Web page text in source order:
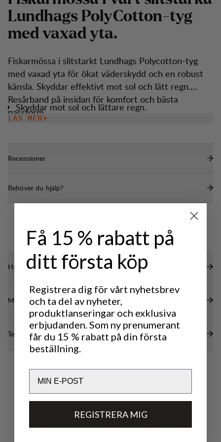
Lundhags PolyCotton-tyg
med vaxad yta.
Fiskarmössa i slitstarkt Lundhags Polycotton-tyg
med vaxad yta för ökat väderskydd och en robust
känsla. Skyddar effektivt mot sol och lätt regn.
Resårband på insidan för komfort och bästa
passform.
Skyddar mot sol och lättare regn.
LÄS MER
Recensioner
Behöver du hjälp?
Hållbarhetsegenskaper
Material
Tekniska specifikationer
u kanske också gillar
Få 15 % rabatt på
ditt första köp
Registrera dig för vårt nyhetsbrev
och ta del av nyheter,
produktlanseringar och exklusiva
erbjudanden. Som ny prenumerant
får du 15 % rabatt på din första
beställning.
REGISTRERA MIG